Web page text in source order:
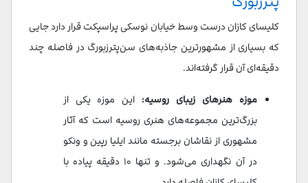
کلیسای کازان درست وسط خیابان نوسکی پراسپکت قرار دارد جایی
که بسیاری از مشهورترین جاذبه‌های سن‌پترزبورگ در فاصله چند
دقیقه‌ای آن قرار گرفته‌اند.
موزه هنرهای زیبای روسیه: این موزه یکی از
بزرگ‌ترین مجموعه‌های هنری روسیه است که آثار
مشهوری از نقاشان برجسته مانند ایلیا رپین و ونکو
در آن نگهداری می‌شود. و تنها ۱۰ دقیقه پیاده با